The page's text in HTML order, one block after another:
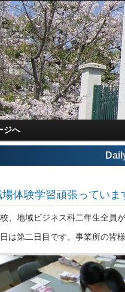
ジへ
場体験学習頑張っていま
、地域ビジネス科二年生全員
は第二日目です。事業所の皆